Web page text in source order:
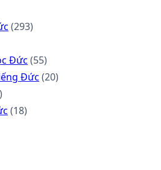
(293)
Đức (55)
Đức (20)
(18)